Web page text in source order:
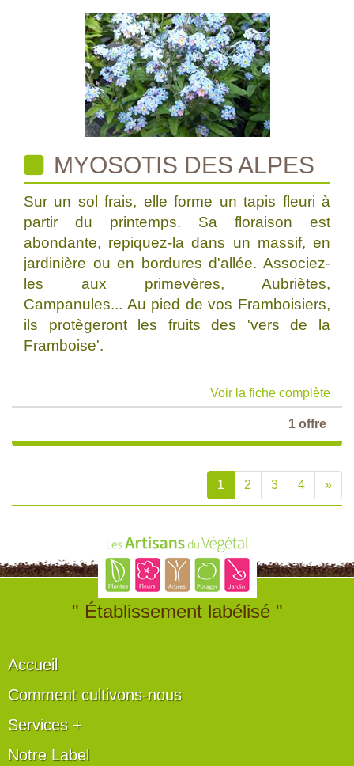
MYOSOTIS DES ALPES
Sur un sol frais, elle forme un tapis fleuri à
partir du printemps. Sa floraison est
abondante, repiquez-la dans un massif, en
jardinière ou en bordures d'allée. Associez-
les aux primevères, Aubriètes,
Campanules... Au pied de vos Framboisiers,
ils protègeront les fruits des 'vers de la
Framboise'.
Voir la fiche complète
1 offre
1 2 3 4 »
" Établissement labélisé "
Accueil
Comment cultivons-nous
Services +
Notre Label